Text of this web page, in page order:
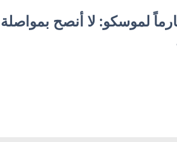
لموسكو: لا أنصح بمواصلة